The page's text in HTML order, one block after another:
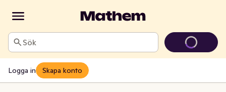
Sök
Logga in Skapa konto